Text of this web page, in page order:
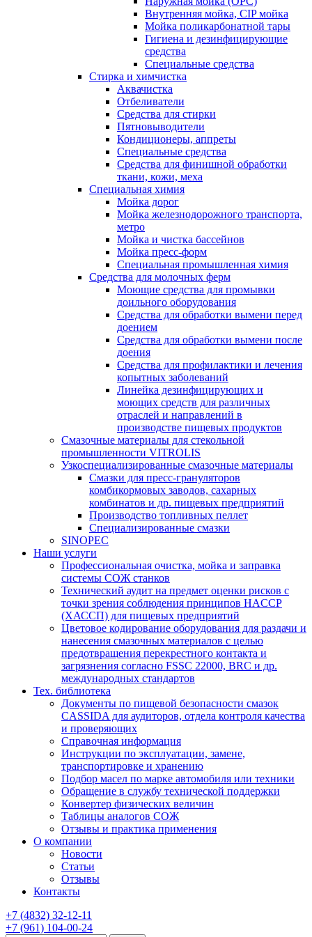
Внутренняя мойка, CIP мойка
Мойка поликарбонатной тары
Гигиена и дезинфицирующие
средства
Специальные средства
Стирка и химчистка
Аквачистка
Отбеливатели
Средства для стирки
Пятновыводители
Кондиционеры, аппреты
Специальные средства
Средства для финишной обработки
ткани, кожи, меха
Специальная химия
Мойка дорог
Мойка железнодорожного транспорта,
метро
Мойка и чистка бассейнов
Мойка пресс-форм
Специальная промышленная химия
Средства для молочных ферм
Моющие средства для промывки
доильного оборудования
Средства для обработки вымени перед
доением
Средства для обработки вымени после
доения
Средства для профилактики и лечения
копытных заболеваний
Линейка дезинфицирующих и
моющих средств для различных
отраслей и направлений в
производстве пищевых продуктов
Смазочные материалы для стекольной
промышленности VITROLIS
Узкоспециализированные смазочные материалы
Смазки для пресс-грануляторов
комбикормовых заводов, сахарных
комбинатов и др. пищевых предприятий
Производство топливных пеллет
Специализированные смазки
SINOPEC
Наши услуги
Профессиональная очистка, мойка и заправка
системы СОЖ станков
Технический аудит на предмет оценки рисков с
точки зрения соблюдения принципов HACCP
(ХАССП) для пищевых предприятий
Цветовое кодирование оборудования для раздачи и
нанесения смазочных материалов с целью
предотвращения перекрестного контакта и
загрязнения согласно FSSC 22000, BRC и др.
международных стандартов
Тех. библиотека
Документы по пищевой безопасности смазок
CASSIDA для аудиторов, отдела контроля качества
и проверяющих
Справочная информация
Инструкции по эксплуатации, замене,
транспортировке и хранению
Подбор масел по марке автомобиля или техники
Обращение в службу технической поддержки
Конвертер физических величин
Таблицы аналогов СОЖ
Отзывы и практика применения
О компании
Новости
Статьи
Отзывы
Контакты
+7 (4832) 32-12-11
+7 (961) 104-00-24